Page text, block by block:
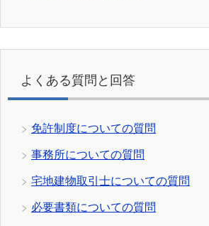
よくある質問と回答
免許制度についての質問
事務所についての質問
宅地建物取引士についての質問
必要書類についての質問